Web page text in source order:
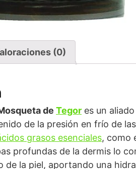
(0)
de Tegor es un
de la presión en frío de
grasos esenciales, como
profundas de la dermis lo
de la piel, aportando una